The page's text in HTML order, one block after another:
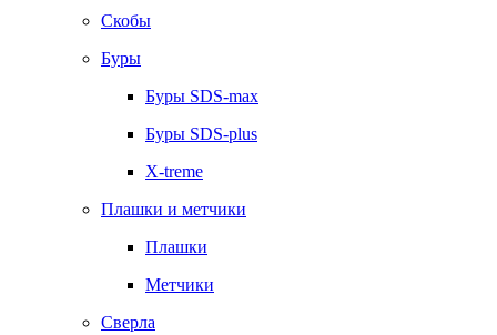
Скобы
Буры
Буры SDS-max
Буры SDS-plus
X-treme
Плашки и метчики
Плашки
Метчики
Сверла